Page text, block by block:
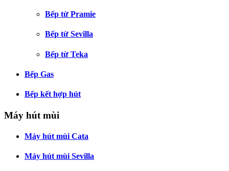
Bếp từ Pramie
Bếp từ Sevilla
Bếp từ Teka
Bếp Gas
Bếp kết hợp hút
Máy hút mùi
Máy hút mùi Cata
Máy hút mùi Sevilla